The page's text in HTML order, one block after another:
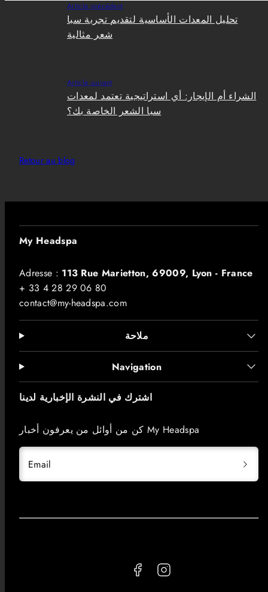
Article précédent
تحليل المعدات الأساسية لتقديم تجربة سبا
شعر مثالية
Article suivant
الشراء أم الإيجار: أي استراتيجية تعتمد لمعدات
سبا الشعر الخاصة بك؟
Retour au blog
My Headspa
Adresse : 113 Rue Marietton, 69009, Lyon - France
+ 33 4 28 29 06 80
contact@my-headspa.com
ملاحة
Navigation
اشترك في النشرة الإخبارية لدينا
كن من أوائل من يعرفون أخبار My Headspa
Email